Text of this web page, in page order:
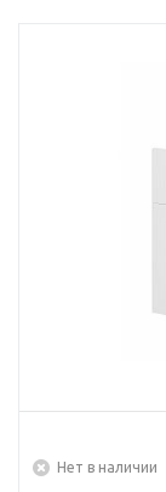
Нет в наличии